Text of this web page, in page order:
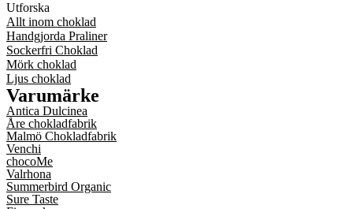
Utforska
Allt inom choklad
Handgjorda Praliner
Sockerfri Choklad
Mörk choklad
Ljus choklad
Varumärke
Antica Dulcinea
Åre chokladfabrik
Malmö Chokladfabrik
Venchi
chocoMe
Valrhona
Summerbird Organic
Sure Taste